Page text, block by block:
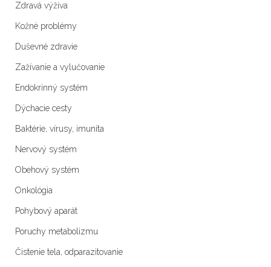
Zdravá výživa
Kožné problémy
Duševné zdravie
Zažívanie a vylučovanie
Endokrinný systém
Dýchacie cesty
Baktérie, vírusy, imunita
Nervový systém
Obehový systém
Onkológia
Pohybový aparát
Poruchy metabolizmu
Čistenie tela, odparazitovanie